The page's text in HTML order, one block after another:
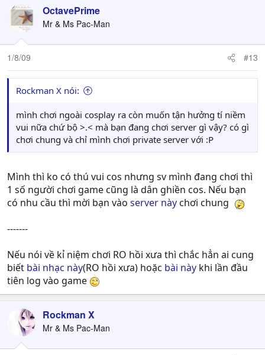
OctavePrime
Mr & Ms Pac-Man
1/8/09 #13
Rockman X nói:
mình chơi ngoài cosplay ra còn muốn tận hưởng tí niềm
vui nữa chứ bộ >.< mà bạn đang chơi server gì vậy? có gì
chơi chung và chỉ mình chơi private server với :P
Mình thì ko có thú vui cos nhưng sv mình đang chơi thì
1 số người chơi game cũng là dân ghiền cos. Nếu bạn
có nhu cầu thì mời bạn vào server nàychơi chung
-------
Nếu nói về kỉ niệm chơi RO hồi xưa thì chắc hẳn ai cung
biết bài nhạc này(RO hồi xưa) hoặc bài này khi lần đầu
tiên log vào game
Rockman X
Mr & Ms Pac-Man